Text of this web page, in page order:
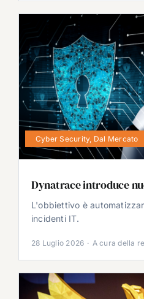
Cyber Security, Dal Mercato
Dynatrace introduce
L'obbiettivo è
incidenti IT.
28 Luglio 2026 · A cura della